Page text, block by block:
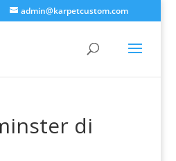
admin@karpetcustom.com
di